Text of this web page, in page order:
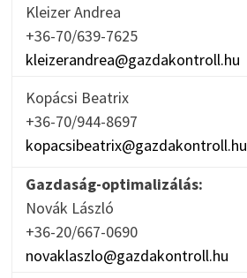
Kleizer Andrea
+36-70/639-7625
kleizerandrea@gazdakontroll.hu
Kopácsi Beatrix
+36-70/944-8697
kopacsibeatrix@gazdakontroll.hu
Gazdaság-optimalizálás:
Novák László
+36-20/667-0690
novaklaszlo@gazdakontroll.hu